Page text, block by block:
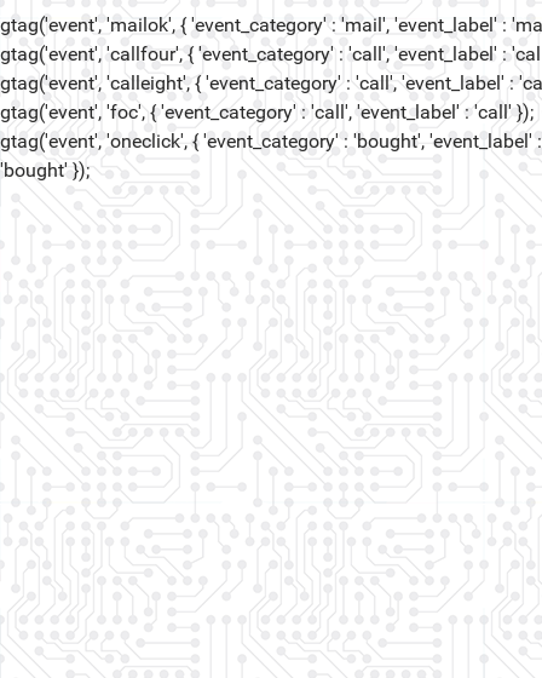
gtag('event', 'mailok', { 'event_category' : 'mail', 'event_label' :
gtag('event', 'callfour', { 'event_category' : 'call', 'event_label' :
gtag('event', 'calleight', { 'event_category' : 'call', 'event_label' :
gtag('event', 'foc', { 'event_category' : 'call', 'event_label' : 'call' });
gtag('event', 'oneclick', { 'event_category' : 'bought', 'event_label' :
'bought' });